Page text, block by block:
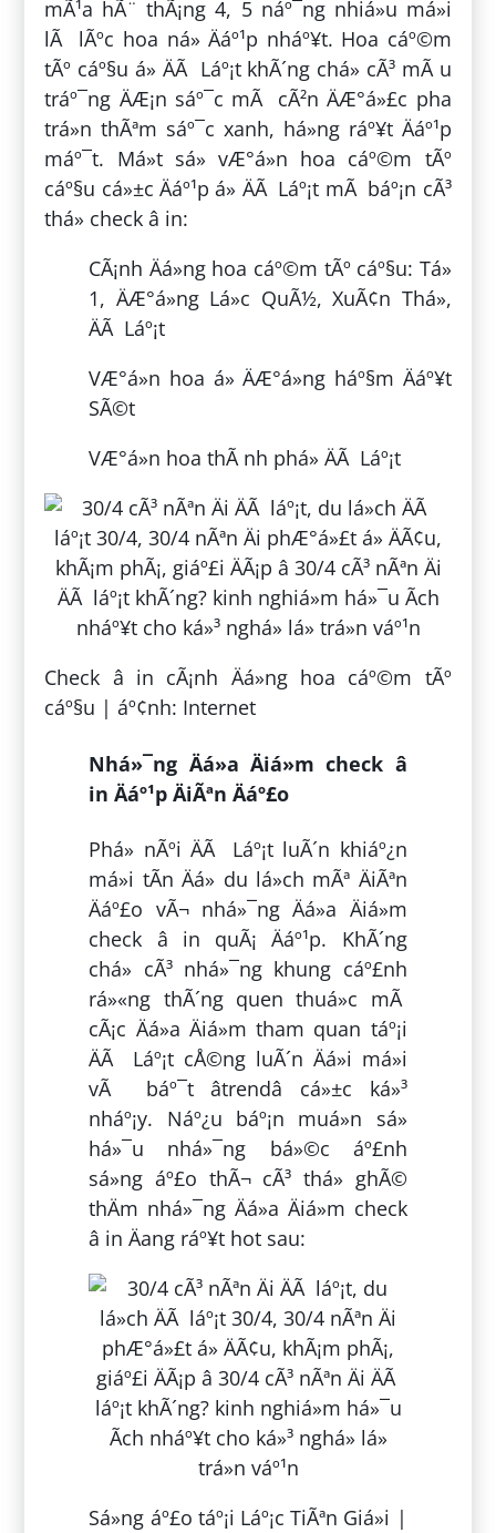
mÃ¹a hÃ¨ thÃ¡ng 4, 5 náº¯ng nhiá»u má»i
lÃ lÃºc hoa ná» Äáº¹p nháº¥t. Hoa cáº©m
tÃº cáº§u á» ÄÃ Láº¡t khÃ´ng chá» cÃ³ mÃ u
tráº¯ng ÄÆ¡n sáº¯c mÃ cÃ²n ÄÆ°á»£c pha
trá»n thÃªm sáº¯c xanh, há»ng ráº¥t Äáº¹p
máº¯t. Má»t sá» vÆ°á»n hoa cáº©m tÃº
cáº§u cá»±c Äáº¹p á» ÄÃ Láº¡t mÃ báº¡n cÃ³
thá» check â in:
CÃ¡nh Äá»ng hoa cáº©m tÃº cáº§u: Tá»
1, ÄÆ°á»ng Lá»c QuÃ½, XuÃ¢n Thá»,
ÄÃ Láº¡t
VÆ°á»n hoa á» ÄÆ°á»ng háº§m Äáº¥t
SÃ©t
VÆ°á»n hoa thÃ nh phá» ÄÃ Láº¡t
Check â in cÃ¡nh Äá»ng hoa cáº©m tÃº
cáº§u | áº¢nh: Internet
Nhá»¯ng Äá»a Äiá»m check â
in Äáº¹p ÄiÃªn Äáº£o
Phá» nÃºi ÄÃ Láº¡t luÃ´n khiáº¿n
má»i tÃ­n Äá» du lá»ch mÃª ÄiÃªn
Äáº£o vÃ¬ nhá»¯ng Äá»a Äiá»m
check â in quÃ¡ Äáº¹p. KhÃ´ng
chá» cÃ³ nhá»¯ng khung cáº£nh
rá»«ng thÃ´ng quen thuá»c mÃ
cÃ¡c Äá»a Äiá»m tham quan táº¡i
ÄÃ Láº¡t cÅ©ng luÃ´n Äá»i má»i
vÃ báº¯t âtrendâ cá»±c ká»³
nháº¡y. Náº¿u báº¡n muá»n sá»
há»¯u nhá»¯ng bá»©c áº£nh
sá»ng áº£o thÃ¬ cÃ³ thá» ghÃ©
thÄm nhá»¯ng Äá»a Äiá»m check
â in Äang ráº¥t hot sau:
Sá»ng áº£o táº¡i Láº¡c TiÃªn Giá»i |